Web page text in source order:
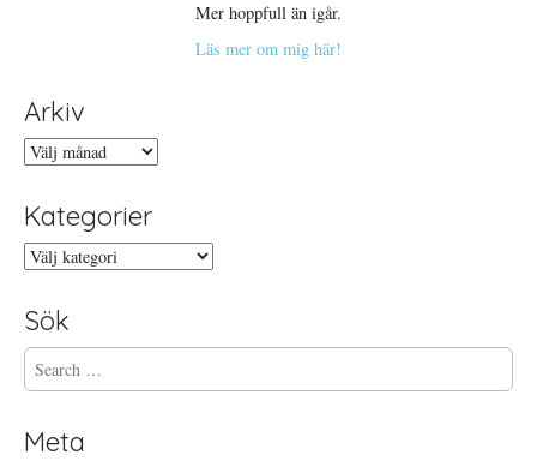
Mer hoppfull än igår.
Läs mer om mig här!
Arkiv
Arkiv
Kategorier
Kategorier
Sök
S
e
r
cMeta